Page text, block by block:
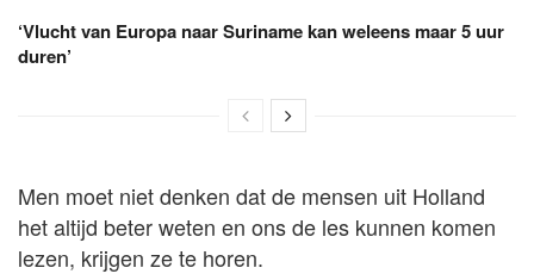
‘Vlucht van Europa naar Suriname kan weleens maar 5 uur
duren’
Men moet niet denken dat de mensen uit Holland
het altijd beter weten en ons de les kunnen komen
lezen, krijgen ze te horen.